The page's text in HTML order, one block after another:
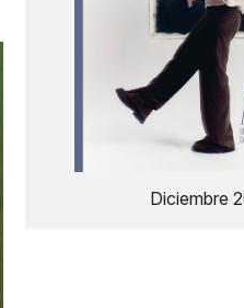
Diciembre